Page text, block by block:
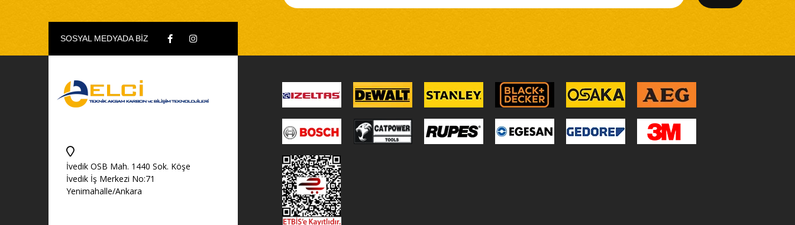
SOSYAL MEDYADA BİZ
İvedik OSB Mah. 1440 Sok. Köşe
İvedik İş Merkezi No:71
Yenimahalle/Ankara